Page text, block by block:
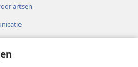
artsen